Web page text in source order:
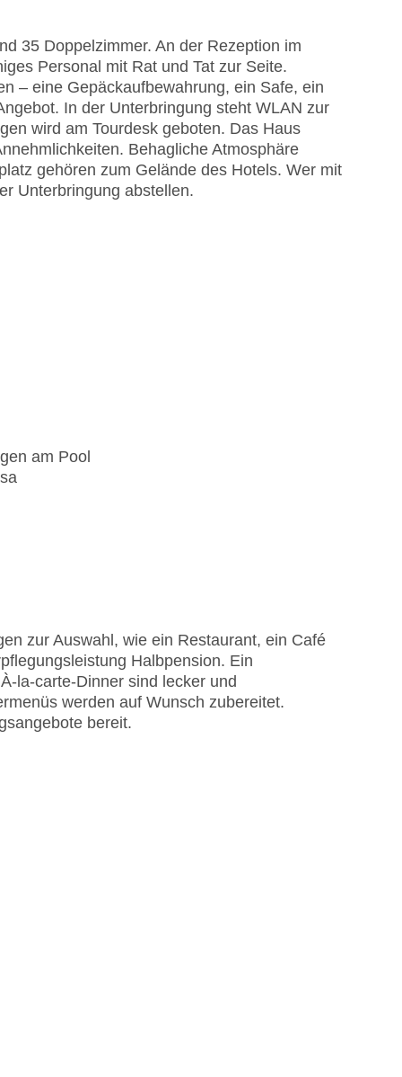
35 Doppelzimmer. An der Rezeption im
Personal mit Rat und Tat zur Seite.
– eine Gepäckaufbewahrung, ein Safe, ein
In der Unterbringung steht WLAN zur
wird am Tourdesk geboten. Das Haus
Behagliche Atmosphäre
gehören zum Gelände des Hotels. Wer mit
Unterbringung abstellen.
am Pool
zur Auswahl, wie ein Restaurant, ein Café
Halbpension. Ein
la-carte-Dinner sind lecker und
werden auf Wunsch zubereitet.
bereit.